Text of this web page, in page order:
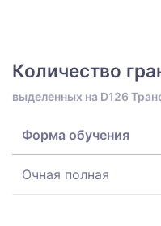
Количество
выделенных на D126
Форма обучения
Очная полная